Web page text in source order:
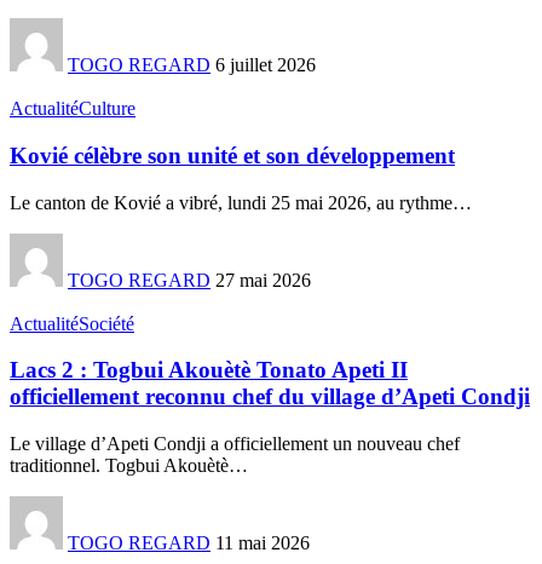
TOGO REGARD 6 juillet 2026
ActualitéCulture
Kovié célèbre son unité et son développement
Le canton de Kovié a vibré, lundi 25 mai 2026, au rythme…
TOGO REGARD 27 mai 2026
ActualitéSociété
Lacs 2 : Togbui Akouètè Tonato Apeti II
officiellement reconnu chef du village d’Apeti Condji
Le village d’Apeti Condji a officiellement un nouveau chef
traditionnel. Togbui Akouètè…
TOGO REGARD 11 mai 2026